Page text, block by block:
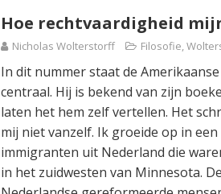
Hoe rechtvaardigheid
Nicholas Wolterstorff Filosofie,
In dit nummer staat de
centraal. Hij is bekend van zijn
laten het hem zelf vertellen. Het
mij niet vanzelf. Ik groeide op in
immigranten uit Nederland die
in het zuidwesten van Minnesota.